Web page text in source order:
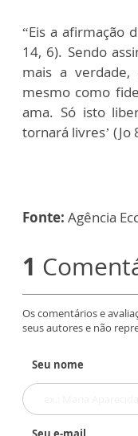
“Eis a afirmação
14, 6). Sendo
mais a
mesmo como
ama. Só isto
tornará livres’ (Jo
Fonte: Agência
1
Os comentários e
seus autores e não
Seu nome